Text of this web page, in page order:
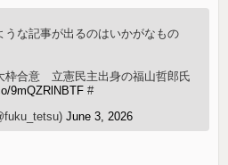
な記事が出るのはいかがなもの
枠合意 立憲民主出身の福山哲郎氏
9mQZRlNBTF #
June 3, 2026